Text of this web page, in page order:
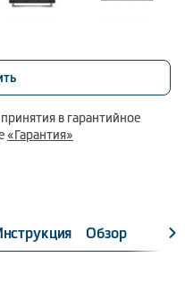
в гарантийное
«Гарантия»
Обзор